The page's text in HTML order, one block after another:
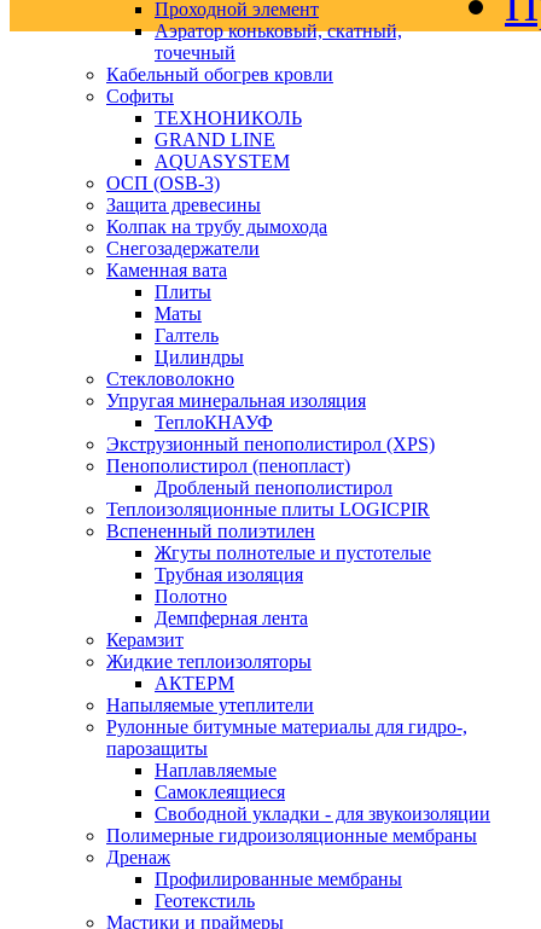
Проходной элемент
Аэратор коньковый, скатный,
точечный
Кабельный обогрев кровли
Софиты
ТЕХНОНИКОЛЬ
GRAND LINE
AQUASYSTEM
ОСП (OSB-3)
Защита древесины
Колпак на трубу дымохода
Снегозадержатели
Каменная вата
Плиты
Маты
Галтель
Цилиндры
Стекловолокно
Упругая минеральная изоляция
ТеплоКНАУФ
Экструзионный пенополистирол (XPS)
Пенополистирол (пенопласт)
Дробленый пенополистирол
Теплоизоляционные плиты LOGICPIR
Вспененный полиэтилен
Жгуты полнотелые и пустотелые
Трубная изоляция
Полотно
Демпферная лента
Керамзит
Жидкие теплоизоляторы
АКТЕРМ
Напыляемые утеплители
Рулонные битумные материалы для гидро-,
парозащиты
Наплавляемые
Самоклеящиеся
Свободной укладки - для звукоизоляции
Полимерные гидроизоляционные мембраны
Дренаж
Профилированные мембраны
Геотекстиль
Мастики и праймеры